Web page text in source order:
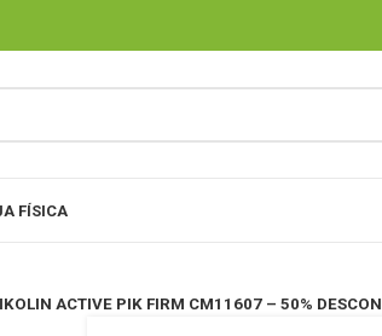
FÍSICA
ACTIVE PIK FIRM CM11607 – 50%